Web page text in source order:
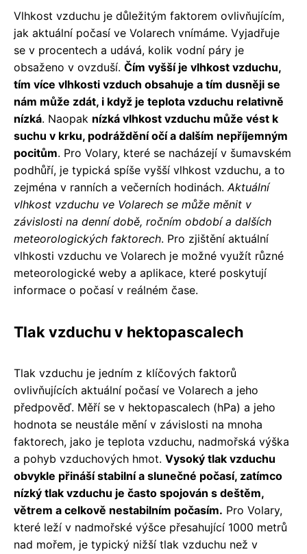
Vlhkost vzduchu je důležitým faktorem ovlivňujícím,
jak aktuální počasí ve Volarech vnímáme. Vyjadřuje
se v procentech a udává, kolik vodní páry je
obsaženo v ovzduší. Čím vyšší je vlhkost vzduchu,
tím více vlhkosti vzduch obsahuje a tím dusněji se
nám může zdát, i když je teplota vzduchu relativně
nízká. Naopak nízká vlhkost vzduchu může vést k
suchu v krku, podráždění očí a dalším nepříjemným
pocitům. Pro Volary, které se nacházejí v šumavském
podhůří, je typická spíše vyšší vlhkost vzduchu, a to
zejména v ranních a večerních hodinách.Aktuální
vlhkost vzduchu ve Volarech se může měnit v
závislosti na denní době, ročním období a dalších
meteorologických faktorech. Pro zjištění aktuální
vlhkosti vzduchu ve Volarech je možné využít různé
meteorologické weby a aplikace, které poskytují
informace o počasí v reálném čase.
Tlak vzduchu v hektopascalech
Tlak vzduchu je jedním z klíčových faktorů
ovlivňujících aktuální počasí ve Volarech a jeho
předpověď. Měří se v hektopascalech (hPa) a jeho
hodnota se neustále mění v závislosti na mnoha
faktorech, jako je teplota vzduchu, nadmořská výška
a pohyb vzduchových hmot. Vysoký tlak vzduchu
obvykle přináší stabilní a slunečné počasí, zatímco
nízký tlak vzduchu je často spojován s deštěm,
větrem a celkově nestabilním počasím. Pro Volary,
které leží v nadmořské výšce přesahující 1000 metrů
nad mořem, je typický nižší tlak vzduchu než v